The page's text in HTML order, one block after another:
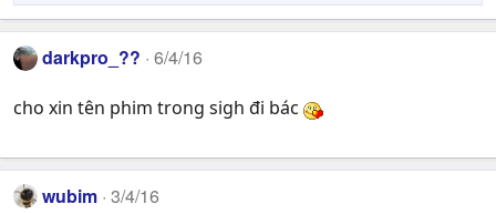
darkpro_?? 6/4/16
cho xin tên phim trong sigh đi bác
wubim 3/4/16